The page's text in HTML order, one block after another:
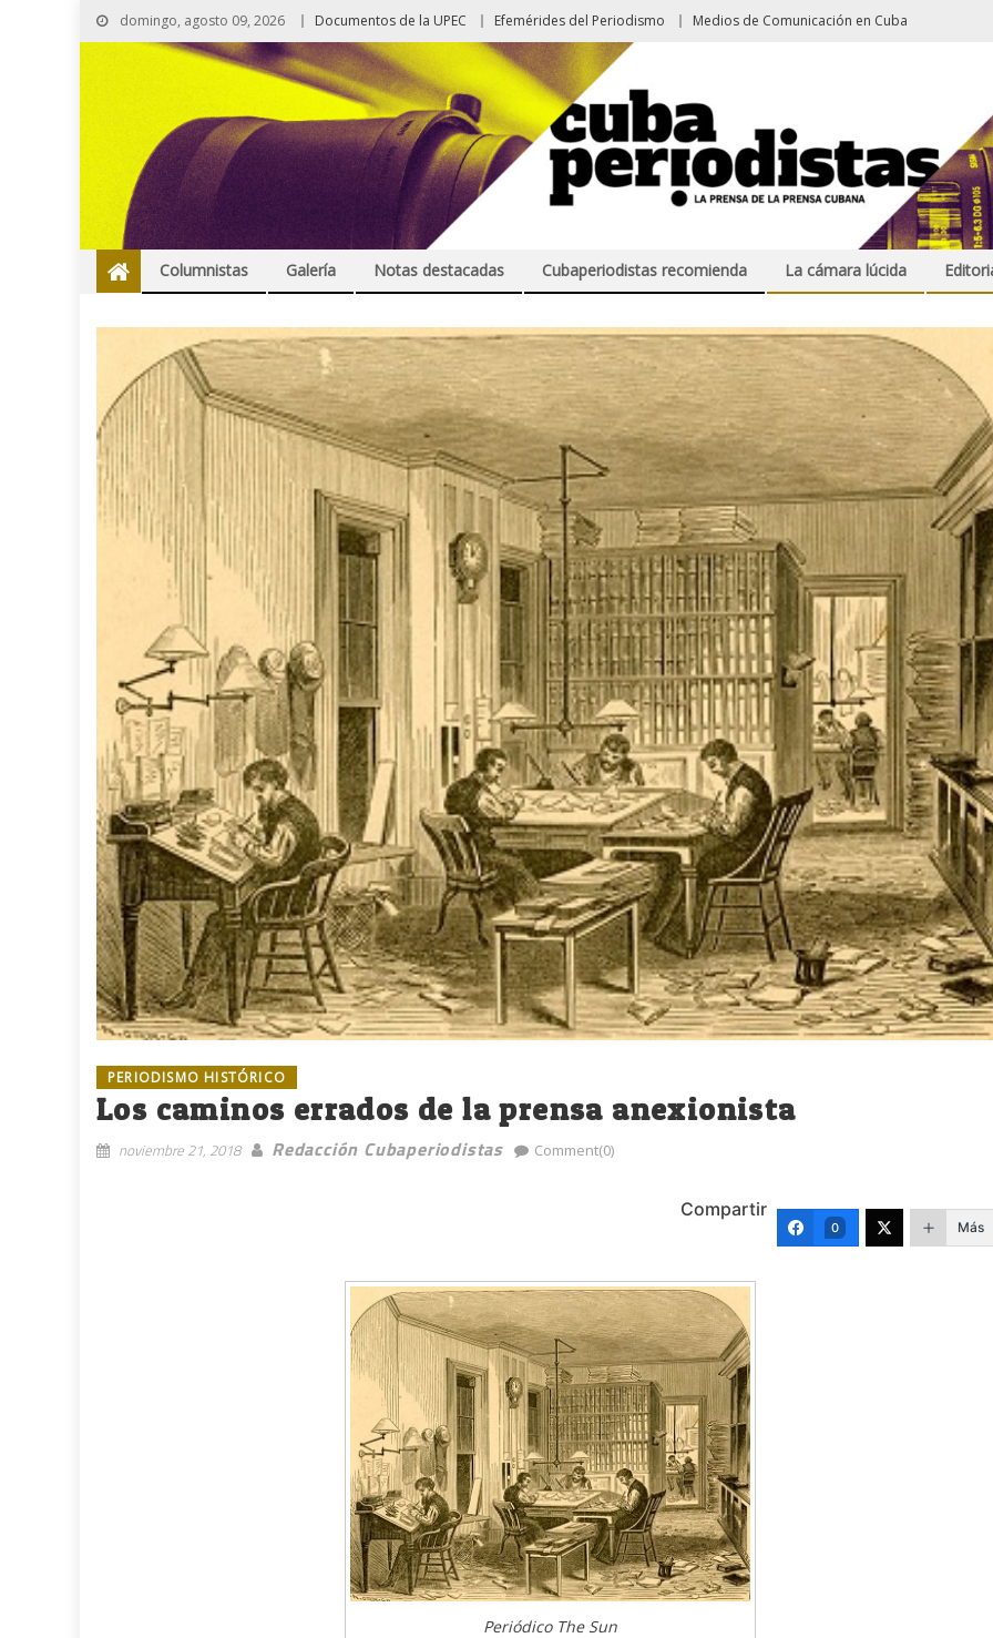
domingo, agosto 09, 2026 Documentos de la UPEC Efemérides del Periodismo Medios de Comunicación en Cuba
Columnistas Galería Notas destacadas Cubaperiodistas recomienda La cámara lúcida
PERIODISMO HISTÓRICO
Los caminos errados de la prensa anexionista
noviembre 21, 2018 Redacción Cubaperiodistas Comment(0)
Compartir
0 Más
Periódico The Sun